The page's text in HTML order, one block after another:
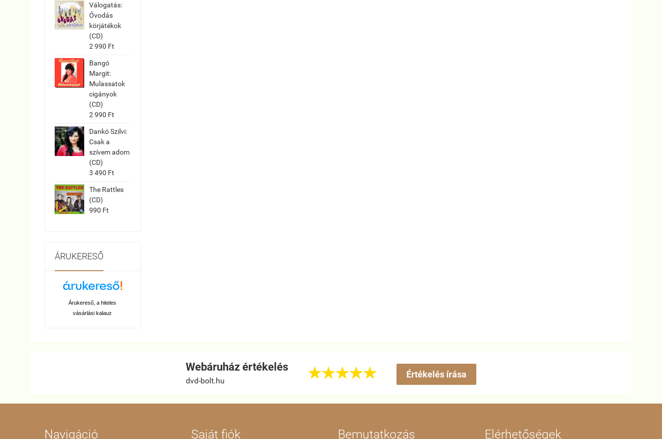
Válogatás:
Óvodás
körjátékok
(CD)
2 990 Ft
Bangó
Margit:
Mulassatok
cigányok
(CD)
2 990 Ft
Dankó Szilvi:
Csak a
szívem adom
(CD)
3 490 Ft
The Rattles
(CD)
990 Ft
ÁRUKERESŐ
Árukereső, a hiteles
vásárlási kalauz
Webáruház értékelés
dvd-bolt.hu
 Értékelés írása
Navigáció Saját fiók Bemutatkozás Elérhetőségek